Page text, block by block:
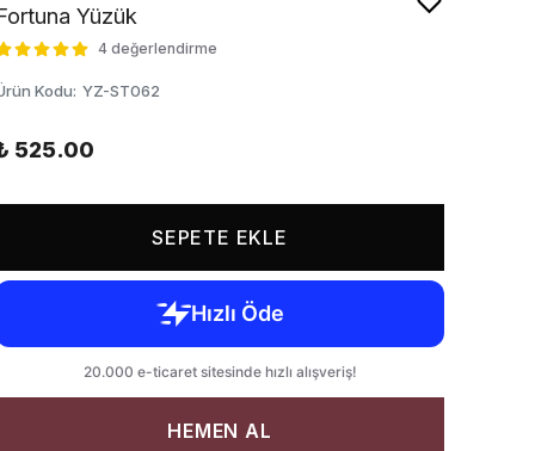
Yüzük
4 değerlendirme
Kodu: YZ-ST062
525.00
SEPETE EKLE
HEMEN AL